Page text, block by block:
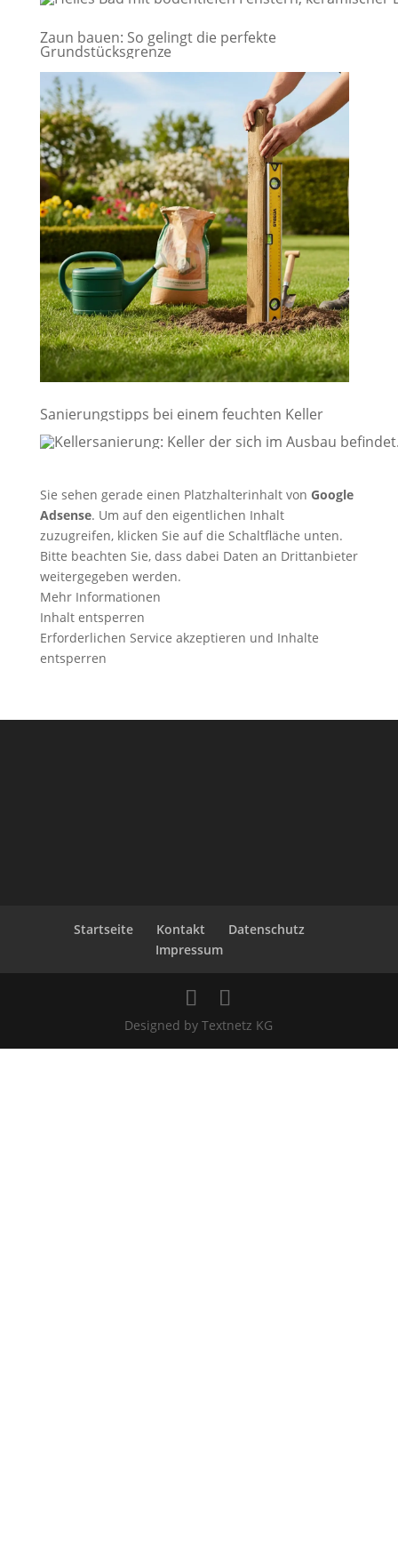
Zaun bauen: So gelingt die perfekte
Grundstücksgrenze
Sanierungstipps bei einem feuchten Keller
Sie sehen gerade einen Platzhalterinhalt von Google
Adsense. Um auf den eigentlichen Inhalt
zuzugreifen, klicken Sie auf die Schaltfläche unten.
Bitte beachten Sie, dass dabei Daten an Drittanbieter
weitergegeben werden.
Mehr Informationen
Inhalt entsperren
Erforderlichen Service akzeptieren und Inhalte
entsperren
Startseite Kontakt
Datenschutz
Impressum
Designed by Textnetz KG